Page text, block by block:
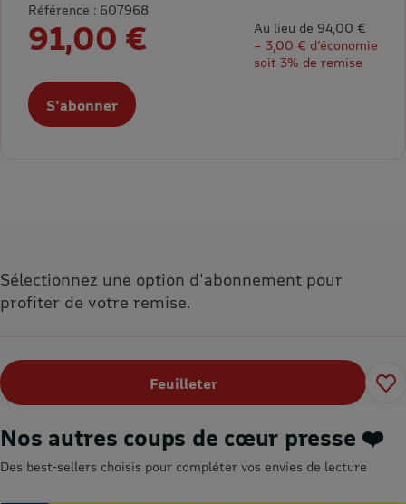
Référence : 607968
91,00 €
Au lieu de 94,00 €
= 3,00 € d’économie
soit 3% de remise
S'abonner
Sélectionnez une option d'abonnement pour
profiter de votre remise.
Feuilleter
Nos autres coups de cœur presse ❤️
Des best-sellers choisis pour compléter vos envies de lecture